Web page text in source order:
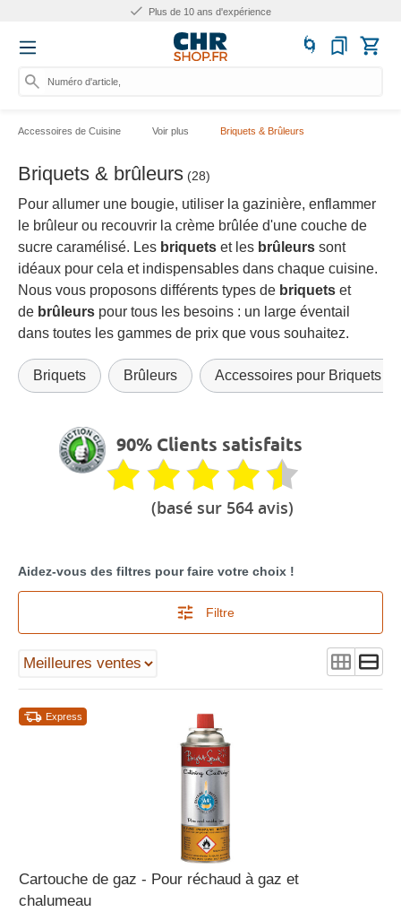
Plus de 10 ans d'expérience
Numéro d'article, catégori
Accessoires de Cuisine Voir plus Briquets & Brûleurs
Briquets & brûleurs (28)
Pour allumer une bougie, utiliser la gazinière, enflammer
le brûleur ou recouvrir la crème brûlée d'une couche de
sucre caramélisé. Les briquets et les brûleurs sont
idéaux pour cela et indispensables dans chaque cuisine.
Nous vous proposons différents types de briquets et
de brûleurs pour tous les besoins : un large éventail
dans toutes les gammes de prix que vous souhaitez.
Briquets Brûleurs Accessoires pour Briquets &
90% Clients satisfaits
(basé sur 564 avis)
Aidez-vous des filtres pour faire votre choix !
Filtre
Express
Cartouche de gaz - Pour réchaud à gaz et
chalumeau